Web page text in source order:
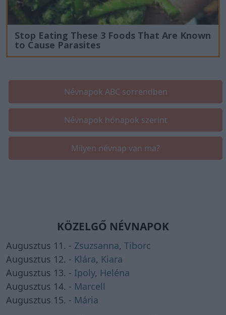
Stop Eating These 3 Foods That Are Known
to Cause Parasites
Névnapok ABC sorrendben
Névnapok hónapok szerint
Milyen névnap van ma?
KÖZELGŐ NÉVNAPOK
Augusztus 11. - Zsuzsanna, Tiborc
Augusztus 12. - Klára, Kiara
Augusztus 13. - Ipoly, Heléna
Augusztus 14. - Marcell
Augusztus 15. - Mária